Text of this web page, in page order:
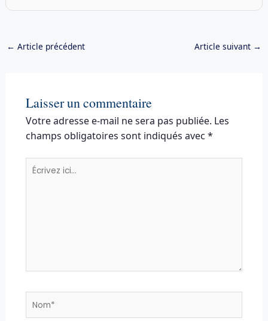
← Article précédent Article suivant →
Laisser un commentaire
Votre adresse e-mail ne sera pas publiée. Les
champs obligatoires sont indiqués avec *
Écrivez
Nom*